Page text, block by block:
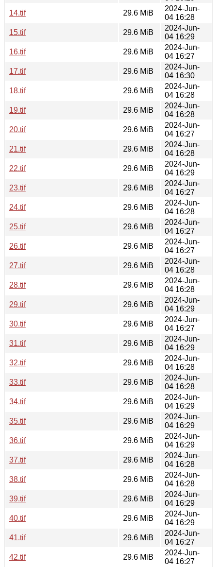
14.tif
29.6 MiB
2024-Jun-
04 16:28
15.tif
29.6 MiB
2024-Jun-
04 16:29
16.tif
29.6 MiB
2024-Jun-
04 16:27
17.tif
29.6 MiB
2024-Jun-
04 16:30
18.tif
29.6 MiB
2024-Jun-
04 16:28
19.tif
29.6 MiB
2024-Jun-
04 16:28
20.tif
29.6 MiB
2024-Jun-
04 16:27
21.tif
29.6 MiB
2024-Jun-
04 16:28
22.tif
29.6 MiB
2024-Jun-
04 16:29
23.tif
29.6 MiB
2024-Jun-
04 16:27
24.tif
29.6 MiB
2024-Jun-
04 16:28
25.tif
29.6 MiB
2024-Jun-
04 16:27
26.tif
29.6 MiB
2024-Jun-
04 16:27
27.tif
29.6 MiB
2024-Jun-
04 16:28
28.tif
29.6 MiB
2024-Jun-
04 16:28
29.tif
29.6 MiB
2024-Jun-
04 16:29
30.tif
29.6 MiB
2024-Jun-
04 16:27
31.tif
29.6 MiB
2024-Jun-
04 16:29
32.tif
29.6 MiB
2024-Jun-
04 16:28
33.tif
29.6 MiB
2024-Jun-
04 16:28
34.tif
29.6 MiB
2024-Jun-
04 16:29
35.tif
29.6 MiB
2024-Jun-
04 16:29
36.tif
29.6 MiB
2024-Jun-
04 16:29
37.tif
29.6 MiB
2024-Jun-
04 16:28
38.tif
29.6 MiB
2024-Jun-
04 16:28
39.tif
29.6 MiB
2024-Jun-
04 16:29
40.tif
29.6 MiB
2024-Jun-
04 16:29
41.tif
29.6 MiB
2024-Jun-
04 16:27
42.tif
29.6 MiB
2024-Jun-
04 16:27